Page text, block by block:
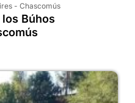
- Chascomús
los Búhos